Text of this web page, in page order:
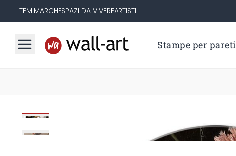
TEMIMARCHESPAZI DA VIVEREARTISTI
Stampe per pareti